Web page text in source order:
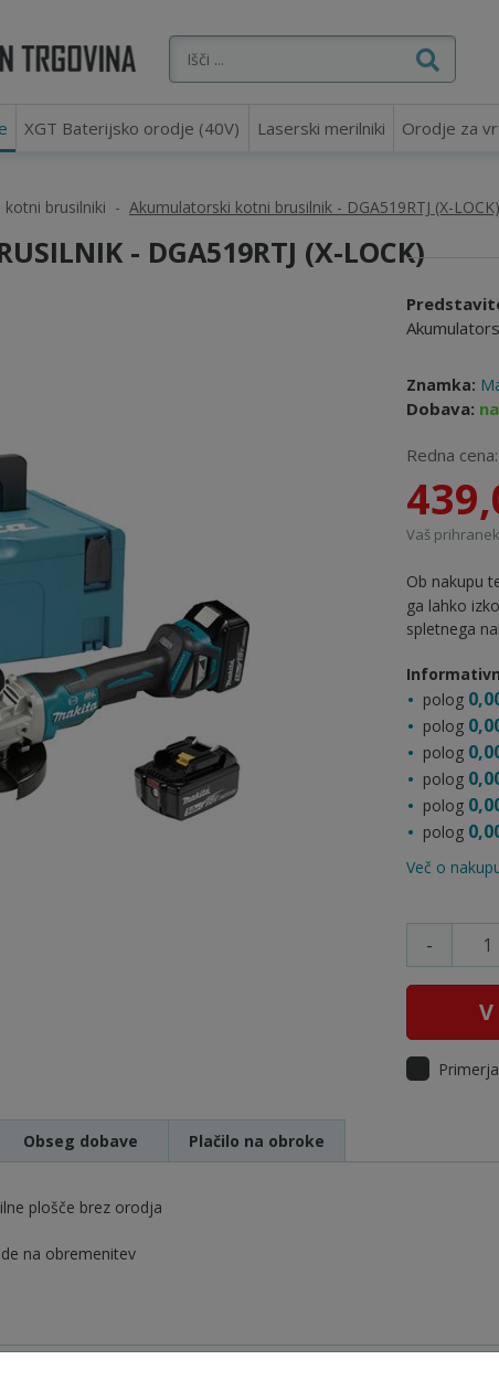
XGT Baterijsko orodje (40V) Laserski merilniki Orodje za
brusilniki Akumulatorski kotni brusilnik - DGA519RTJ (X-LOCK)
- DGA519RTJ (X-LOCK)
Znamka:
Dobava:
Redna cena:
Vaš
Ob nakupu
ga lahko
spletnega
polog
polog
polog
polog
polog
polog
Več o
-
Obseg dobave Plačilo na obroke
plošče brez orodja
na obremenitev